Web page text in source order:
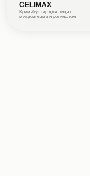
Крем-бустер для лица с
микроиглами и ретинолом
CELIMAX